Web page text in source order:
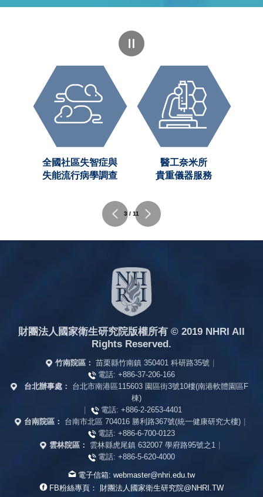
全國社區失智症與
失能流行病學調查
醫工奈米所
貴重儀器服務
3 / 11
財團法人國家衛生研究院版權所有 © 2019 NHRI All
Rights Reserved.
竹南院區： 苗栗縣竹南鎮 350401 科研路35號 |
電話: +886-37-206-166
台北辦事處：
台北市南港區115603 園區街3號10樓(南港軟體園區F
棟)
|
電話: +886-2-2653-4401
台南院區：
台南市北區 704016 勝利路367號(統一健康研究大樓) |
電話: +886-6-700-0123
雲林院區：
雲林縣虎尾鎮 632007 學府路95號之1 |
電話: +886-5-620-4000
電子信箱: webmaster@nhri.edu.tw
FB粉絲專頁：
財團法人國家衛生研究院@NHRI.TW